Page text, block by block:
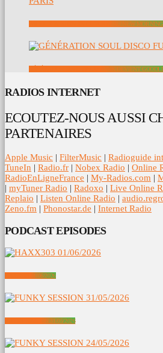
PATRICE RUSHEN EN CONCERT AU NEW
GÉNÉRATION SOUL DISCO FUNK DEVIENT
RADIOS INTERNET
ECOUTEZ-NOUS AUSSI
PARTENAIRES
Apple Music | FilterMusic | Radioguide
TuneIn | Radio.fr | Nobex Radio | Online
RadioEnLigneFrance | My-Radios.com |
| myTuner Radio | Radoxo | Live Online
Replaio | Listen Online Radio |
Zeno.fm | Phonostar.de | Internet Radio
PODCAST EPISODES
HAXX303 01/06/2026
FUNKY SESSION 31/05/2026